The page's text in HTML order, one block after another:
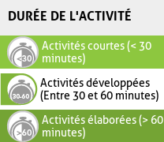
DURÉE DE L'ACTIVITÉ
Activités courtes (< 30
minutes)
Activités développées
(Entre 30 et 60 minutes)
Activités élaborées (> 60
minutes)